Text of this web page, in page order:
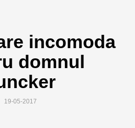
incomoda
domnul
19-05-2017